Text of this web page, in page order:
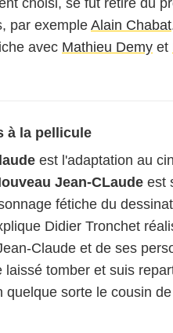
choisi, se fut retiré du
par exempleAlain Chabat
avec Mathieu Demy et
à la pellicule
est l'adaptation au
Jean-CLaude est
fétiche du
Didier Tronchet
Claude et de ses
laissé tomber et suis
quelque sorte le cousin